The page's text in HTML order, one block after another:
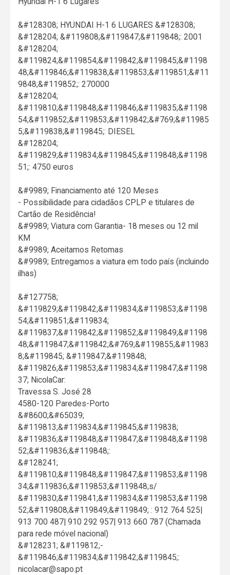
&#128308; HYUNDAI H-1 6 LUGARES &#128308;
&#128204; &#119808;&#119847;&#119848;: 2001
&#128204;
&#119824;&#119854;&#119842;&#119845;&#1198
48;&#119846;&#119838;&#119853;&#119851;&#11
9848;&#119852;: 270000
&#128204;
&#119810;&#119848;&#119846;&#119835;&#1198
54;&#119852;&#119853;&#119842;&#769;&#11985
5;&#119838;&#119845;: DIESEL
&#128204;
&#119829;&#119834;&#119845;&#119848;&#1198
51;: 4750 euros
&#9989; Financiamento até 120 Meses
- Possibilidade para cidadãos CPLP e titulares de
Cartão de Residência!
&#9989; Viatura com Garantia- 18 meses ou 12 mil
KM
&#9989; Aceitamos Retomas
&#9989; Entregamos a viatura em todo país (incluindo
ilhas)
&#127758;
&#119829;&#119842;&#119834;&#119853;&#1198
54;&#119851;&#119834;
&#119837;&#119842;&#119852;&#119849;&#1198
48;&#119847;&#119842;&#769;&#119855;&#11983
8;&#119845; &#119847;&#119848;
&#119826;&#119853;&#119834;&#119847;&#1198
37; NicolaCar:
Travessa S. José 28
4580-120 Paredes-Porto
&#8600;&#65039;
&#119813;&#119834;&#119845;&#119838;
&#119836;&#119848;&#119847;&#119848;&#1198
52;&#119836;&#119848;:
&#128241;
&#119810;&#119848;&#119847;&#119853;&#1198
34;&#119836;&#119853;&#119848;s/
&#119830;&#119841;&#119834;&#119853;&#1198
52;&#119808;&#119849;&#119849; : 912 764 525|
913 700 487| 910 292 957| 913 660 787 (Chamada
para rede móvel nacional)
&#128231; &#119812;-
&#119846;&#119834;&#119842;&#119845;:
nicolacar@sapo.pt